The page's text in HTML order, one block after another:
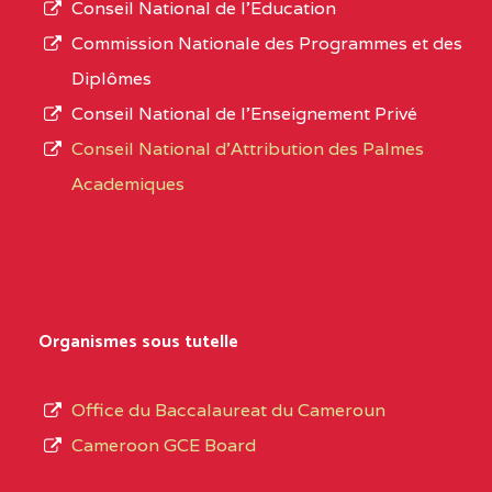
OUEST
COMPREHENSIVE
BAMENDA
BAPTIST COMPREHENSIVE COLLEGE
BILINGUAL TECHNICAL COLLEGE CHRIST
L’offre
d’éducation
de
Conseil National de l’Education
Commission Nationale des Programmes et des
Diplômes
Conseil National de l’Enseignement Privé
Conseil National d'Attribution des Palmes
Academiques
Organismes sous tutelle
Office du Baccalaureat du Cameroun
Cameroon GCE Board